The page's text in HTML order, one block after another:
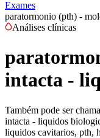
Exames
paratormonio (pth) -
Análises clínicas
intacta -
Também pode ser
intacta - liquidos
liquidos cavitarios, pth,